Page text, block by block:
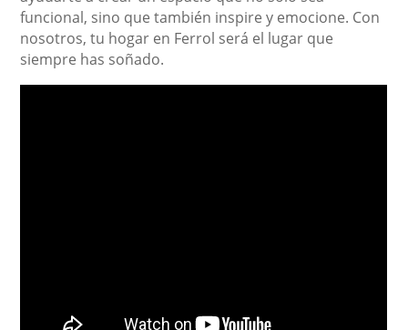
funcional, sino que también inspire y emocione. Con
nosotros, tu hogar en Ferrol será el lugar que
siempre has soñado.